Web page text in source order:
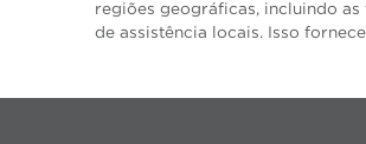
regiões geográficas, incluindo
de assistência locais. Isso